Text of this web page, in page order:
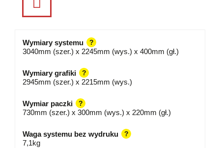
Wymiary systemu ?
3040mm (szer.) x 2245mm (wys.) x 400mm (gł.)
Wymiary grafiki ?
2945mm (szer.) x 2215mm (wys.)
Wymiar paczki ?
730mm (szer.) x 300mm (wys.) x 220mm (gł.)
Waga systemu bez wydruku ?
7,1kg